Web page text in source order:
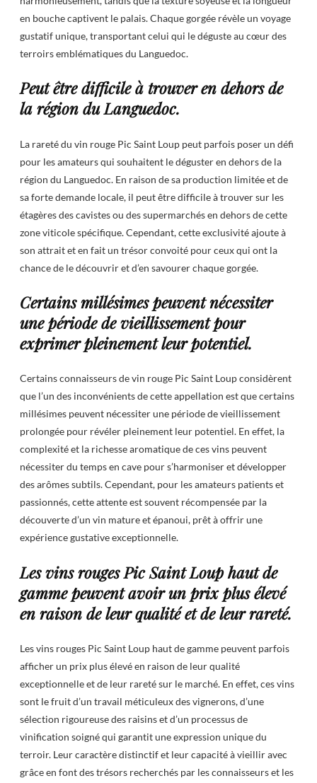
en bouche captivent le palais. Chaque gorgée révèle un voyage
gustatif unique, transportant celui qui le déguste au cœur des
terroirs emblématiques du Languedoc.
Peut être difficile à trouver en dehors de
la région du Languedoc.
La rareté du vin rouge Pic Saint Loup peut parfois poser un défi
pour les amateurs qui souhaitent le déguster en dehors de la
région du Languedoc. En raison de sa production limitée et de
sa forte demande locale, il peut être difficile à trouver sur les
étagères des cavistes ou des supermarchés en dehors de cette
zone viticole spécifique. Cependant, cette exclusivité ajoute à
son attrait et en fait un trésor convoité pour ceux qui ont la
chance de le découvrir et d’en savourer chaque gorgée.
Certains millésimes peuvent nécessiter
une période de vieillissement pour
exprimer pleinement leur potentiel.
Certains connaisseurs de vin rouge Pic Saint Loup considèrent
que l’un des inconvénients de cette appellation est que certains
millésimes peuvent nécessiter une période de vieillissement
prolongée pour révéler pleinement leur potentiel. En effet, la
complexité et la richesse aromatique de ces vins peuvent
nécessiter du temps en cave pour s’harmoniser et développer
des arômes subtils. Cependant, pour les amateurs patients et
passionnés, cette attente est souvent récompensée par la
découverte d’un vin mature et épanoui, prêt à offrir une
expérience gustative exceptionnelle.
Les vins rouges Pic Saint Loup haut de
gamme peuvent avoir un prix plus élevé
en raison de leur qualité et de leur rareté.
Les vins rouges Pic Saint Loup haut de gamme peuvent parfois
afficher un prix plus élevé en raison de leur qualité
exceptionnelle et de leur rareté sur le marché. En effet, ces vins
sont le fruit d’un travail méticuleux des vignerons, d’une
sélection rigoureuse des raisins et d’un processus de
vinification soigné qui garantit une expression unique du
terroir. Leur caractère distinctif et leur capacité à vieillir avec
grâce en font des trésors recherchés par les connaisseurs et les